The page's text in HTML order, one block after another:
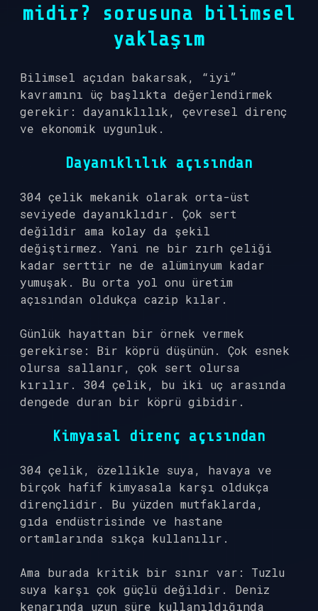
midir? sorusuna bilimsel
yaklaşım
Bilimsel açıdan bakarsak, “iyi”
kavramını üç başlıkta değerlendirmek
gerekir: dayanıklılık, çevresel direnç
ve ekonomik uygunluk.
Dayanıklılık açısından
304 çelik mekanik olarak orta-üst
seviyede dayanıklıdır. Çok sert
değildir ama kolay da şekil
değiştirmez. Yani ne bir zırh çeliği
kadar serttir ne de alüminyum kadar
yumuşak. Bu orta yol onu üretim
açısından oldukça cazip kılar.
Günlük hayattan bir örnek vermek
gerekirse: Bir köprü düşünün. Çok esnek
olursa sallanır, çok sert olursa
kırılır. 304 çelik, bu iki uç arasında
dengede duran bir köprü gibidir.
Kimyasal direnç açısından
304 çelik, özellikle suya, havaya ve
birçok hafif kimyasala karşı oldukça
dirençlidir. Bu yüzden mutfaklarda,
gıda endüstrisinde ve hastane
ortamlarında sıkça kullanılır.
Ama burada kritik bir sınır var: Tuzlu
suya karşı çok güçlü değildir. Deniz
kenarında uzun süre kullanıldığında